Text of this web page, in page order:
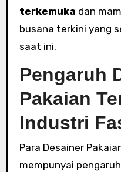
terkemuka dan
busana terkini yang
saat ini.
Pengaruh
Pakaian
Industri
Para Desainer
mempunyai